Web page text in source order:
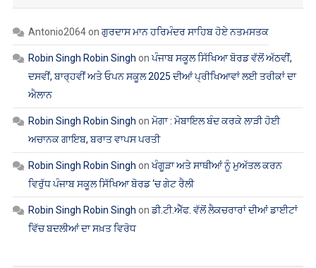
Antonio2064on ਗੁਰਦਾਸ ਮਾਨ ਹਰਿਮੰਦਰ ਸਾਹਿਬ ਹੋਏ ਨਤਮਸਤਕ
Robin Singh Robin Singh onਪੰਜਾਬ ਸਕੂਲ ਸਿੱਖਿਆ ਬੋਰਡ ਵੱਲੋਂ ਅੱਠਵੀਂ,
ਦਸਵੀਂ, ਬਾਰ੍ਹਵੀਂ ਅਤੇ ਓਪਨ ਸਕੂਲ 2025 ਦੀਆਂ ਪ੍ਰੀਖਿਆਵਾਂ ਲਈ ਤਰੀਕਾਂ ਦਾ
ਐਲਾਨ
Robin Singh Robin Singh on ਮੋਗਾ : ਮੋਬਾਇਲ ਬੰਦ ਕਰਕੇ ਲਾੜੀ ਹੋਈ
ਅਚਾਨਕ ਗਾਇਬ, ਬਰਾਤ ਵਾਪਸ ਪਰਤੀ
Robin Singh Robin Singh onਖੰਗੂੜਾ ਅਤੇ ਸਾਥੀਆਂ ਨੂੰ ਮੁਅੱਤਲ ਕਰਨ
ਵਿਰੁੱਧ ਪੰਜਾਬ ਸਕੂਲ ਸਿੱਖਿਆ ਬੋਰਡ ‘ਚ ਗੇਟ ਰੈਲੀ
Robin Singh Robin Singh onਡੀ.ਟੀ.ਐੱਫ. ਵੱਲੋਂ ਲੈਕਚਰਾਰਾਂ ਦੀਆਂ ਡਾਈਟਾਂ
ਵਿੱਚ ਬਦਲੀਆਂ ਦਾ ਸਖ਼ਤ ਵਿਰੋਧ